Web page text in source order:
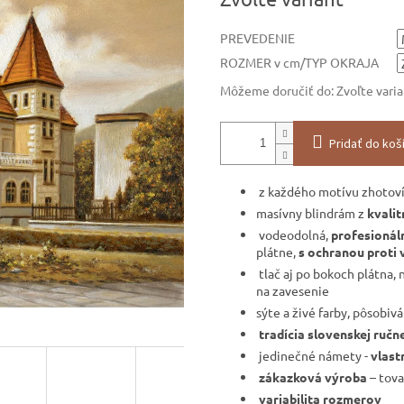
PREVEDENIE
ROZMER v cm/TYP OKRAJA
Môžeme doručiť do:Zvoľte
Pridať do
z každého motívu
masívny blindrám z
vodeodolná,
plátne,s ochranou proti
tlač aj po bokoch plátna,
na zavesenie
sýte a živé farby,
tradícia slovenskej
jedinečné námety -
zákazková výroba –
variabilita rozmerov